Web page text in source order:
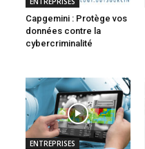
Capgemini : Protège vos
données contre la
cybercriminalité
ENTREPRISES